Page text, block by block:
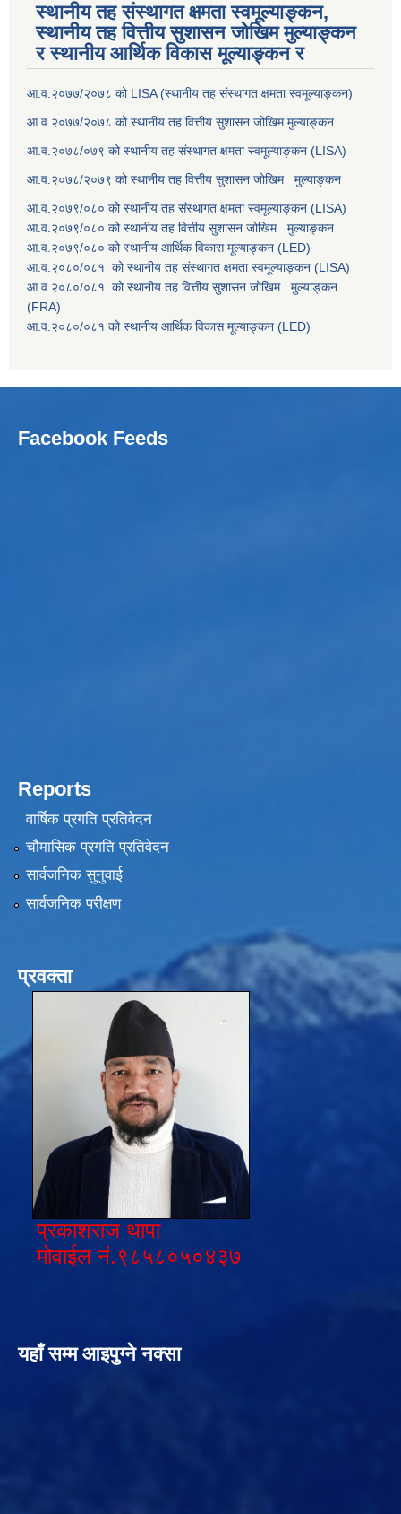
स्थानीय तह संस्थागत क्षमता स्वमूल्याङ्कन,
स्थानीय तह वित्तीय सुशासन जोखिम मुल्याङ्कन
र स्थानीय आर्थिक विकास मूल्याङ्कन र
आ.व.२०७७/२०७८ को LISA (स्थानीय तह संस्थागत क्षमता स्वमूल्याङ्कन)
आ.व.२०७७/२०७८ को स्थानीय तह वित्तीय सुशासन जोखिम मुल्याङ्कन
आ.व.२०७८/०७९ को स्थानीय तह संस्थागत क्षमता स्वमूल्याङ्कन (LISA)
आ.व.२०७८/२०७९ को स्थानीय तह वित्तीय सुशासन जोखिम मुल्याङ्कन
आ.व.२०७९/०८० को स्थानीय तह संस्थागत क्षमता स्वमूल्याङ्कन (LISA)
आ.व.२०७९/०८० को स्थानीय तह वित्तीय सुशासन जोखिम मुल्याङ्कन
आ.व.२०७९/०८० को स्थानीय आर्थिक विकास मूल्याङ्कन (LED)
आ.व.२०८०/०८१ को स्थानीय तह संस्थागत क्षमता स्वमूल्याङ्कन (LISA)
आ.व.२०८०/०८१ को स्थानीय तह वित्तीय सुशासन जोखिम मुल्याङ्कन
(FRA)
आ.व.२०८०/०८१ को स्थानीय आर्थिक विकास मूल्याङ्कन (LED)
Facebook Feeds
Reports
वार्षिक प्रगति प्रतिवेदन
चौमासिक प्रगति प्रतिवेदन
सार्वजनिक सुनुवाई
सार्वजनिक परीक्षण
प्रवक्ता
प्रकाशराज थापा
मोवाईल नं.९८५८०५०४३७
यहाँ सम्म आइपुग्ने नक्सा